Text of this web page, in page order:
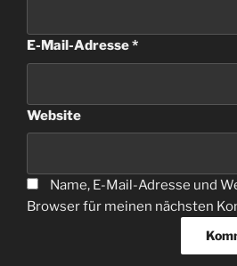
E-Mail-Adresse*
Website
Name, E-Mail-Adresse und
Browser für meinen nächsten